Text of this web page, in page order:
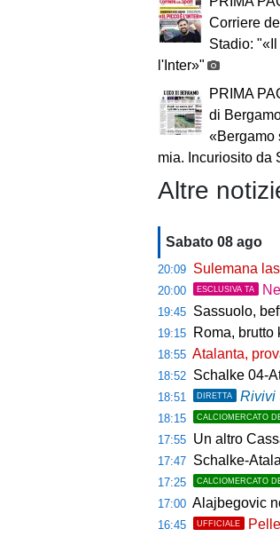
Corriere
Stadio:
l'Inter»"
PRIMA
di
«Bergamo
mia. Incuriosito da
Altre
Sabato 08 ago
20:09 Sulemana
20:00 ESCLUSIVA TA
19:45 Sassuolo,
19:15 Roma,
18:55 Atalanta,
18:52 Schalke 04-
18:51 DIRETTA Rivivi
18:15 CALCIOMERCATO
17:55 Un altro
17:47 Schalke-
17:25 CALCIOMERCATO
17:00 Alajbegovic
16:45 UFFICIALE